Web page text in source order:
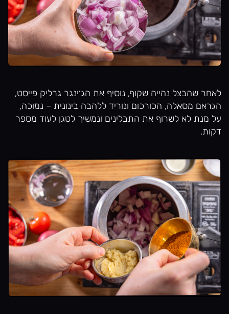
לאחר שהבצל נהייה שקוף, נוסיף את הג׳ינגר גרליק פייסט,
הגראם מסאלה, הכורכום ונוריד ללהבה בינונית – נמוכה,
על מנת לא לשרוף את התבלינים ונמשיך לטגן לעוד מספר
דקות.